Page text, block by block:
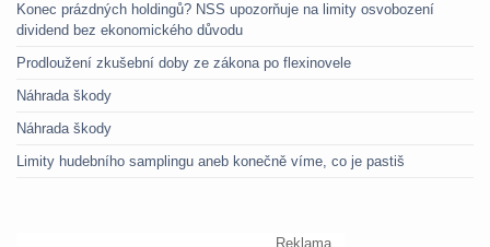
Konec prázdných holdingů? NSS upozorňuje na limity osvobození
dividend bez ekonomického důvodu
Prodloužení zkušební doby ze zákona po flexinovele
Náhrada škody
Náhrada škody
Limity hudebního samplingu aneb konečně víme, co je pastiš